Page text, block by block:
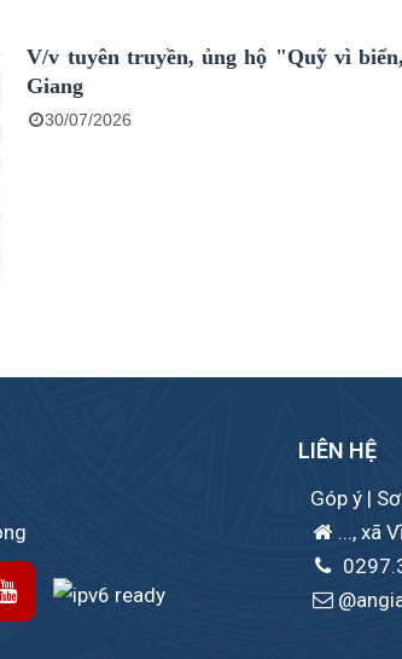
V/v tuyên truyền, ủng hộ "Quỹ vì
Giang
30/07/2026
LIÊN HỆ
Góp ý |
..., xã